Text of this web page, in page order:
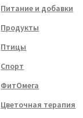
Питание и добавки
Продукты
Птицы
Спорт
ФитОмега
Цветочная терапия